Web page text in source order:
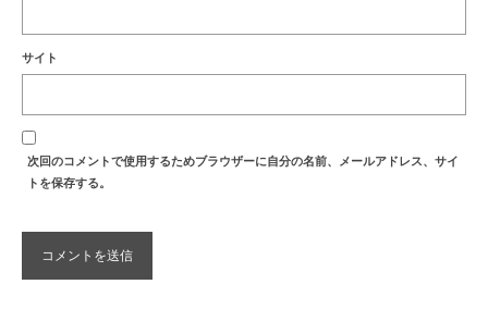
サイト
次回のコメントで使用するためブラウザーに自分の名前、メールアドレス、サイ
トを保存する。